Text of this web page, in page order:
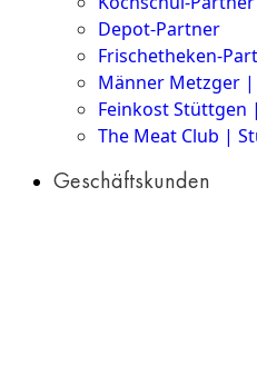
Depot-Partner
Frischetheken-
Männer Metzger
Feinkost Stüttgen
The Meat Club |
Geschäftskunden